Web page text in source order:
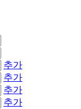
추가
추가
추가
추가